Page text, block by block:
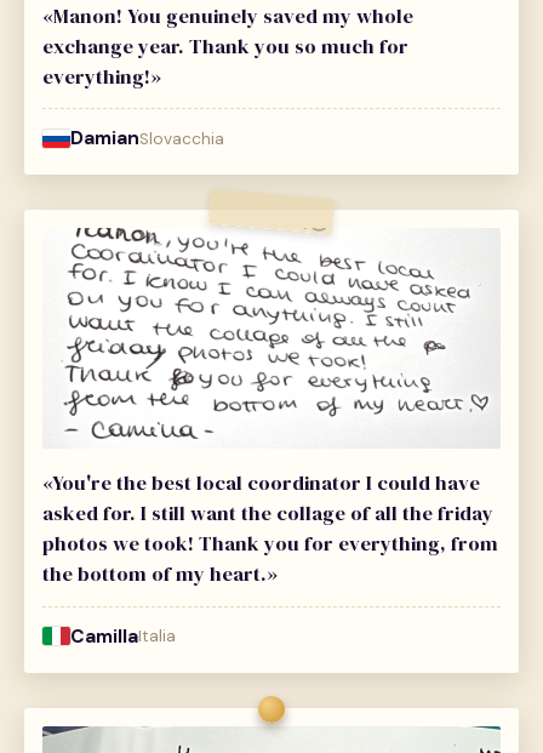
«Manon! You genuinely saved my whole
exchange year. Thank you so much for
everything!»
DamianSlovacchia
«You're the best local coordinator I could have
asked for. I still want the collage of all the friday
photos we took! Thank you for everything, from
the bottom of my heart.»
CamillaItalia